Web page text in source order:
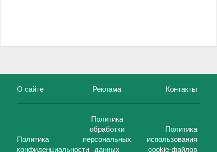
О сайте Реклама Контакты
Политика
конфиденциальности
Политика
обработки
персональных
данных
Политика
использования
cookie-файлов